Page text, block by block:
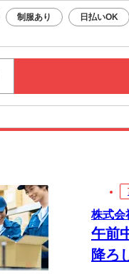
制服あり 日払いOK
株式会
午前
降ろ